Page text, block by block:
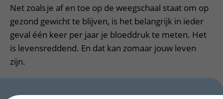
Net zoals je af en toe op de weegschaal staat om op
gezond gewicht te blijven, is het belangrijk in ieder
geval één keer per jaar je bloeddruk te meten. Het
is levensreddend. En dat kan zomaar jouw leven
zijn.